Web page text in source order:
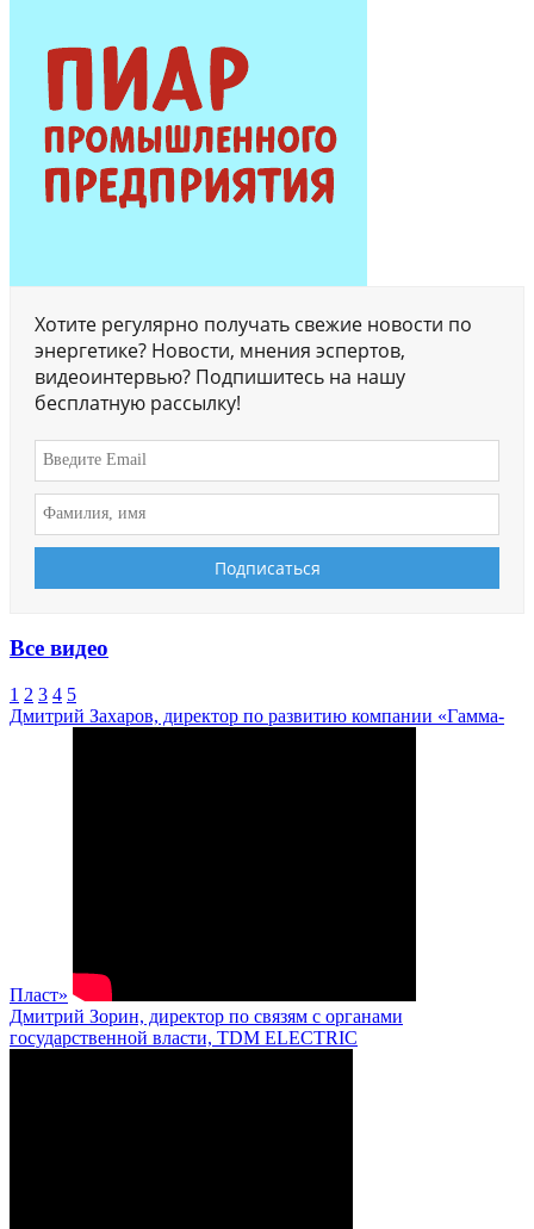
Хотите регулярно получать свежие новости по
энергетике? Новости, мнения эспертов,
видеоинтервью? Подпишитесь на нашу
бесплатную рассылку!
Все видео
1 2 3 4 5
Дмитрий Захаров, директор по развитию компании «Гамма-
Пласт»
Дмитрий Зорин, директор по связям с органами
государственной власти, TDM ELECTRIC